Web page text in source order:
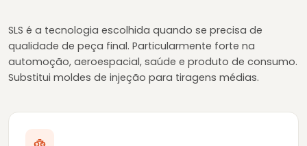
SLS é a tecnologia escolhida quando se precisa de
qualidade de peça final. Particularmente forte na
automoção, aeroespacial, saúde e produto de consumo.
Substitui moldes de injeção para tiragens médias.